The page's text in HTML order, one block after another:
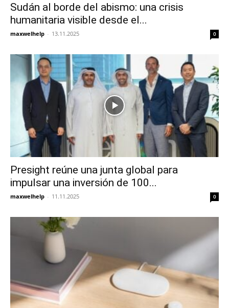
Sudán al borde del abismo: una crisis
humanitaria visible desde el...
maxwelhelp - 13.11.2025 0
Presight reúne una junta global para
impulsar una inversión de 100...
maxwelhelp - 11.11.2025 0